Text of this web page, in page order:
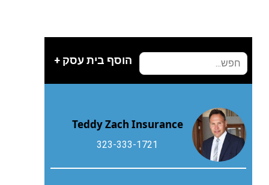
הוסף בית עסק +
Teddy Zach Insurance
323-333-1721